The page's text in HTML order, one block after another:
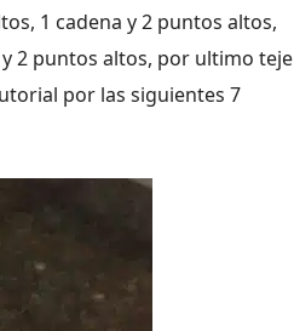
1 cadena y 2 puntos altos,
2 puntos altos, por ultimo teje
por las siguientes 7